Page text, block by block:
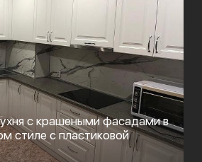
с крашеными фасадами в
стиле с пластиковой